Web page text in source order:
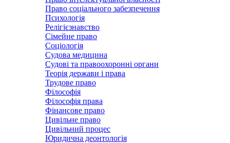
Право соціального забезпечення
Психологія
Релігієзнавство
Сімейне право
Соціологія
Судова медицина
Судові та правоохоронні органи
Теорія держави і права
Трудове право
Філософія
Філософія права
Фінансове право
Цивільне право
Цивільний процес
Юридична деонтологія